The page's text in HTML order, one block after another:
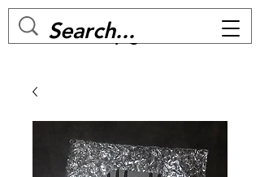
MC BIKE Perpignan